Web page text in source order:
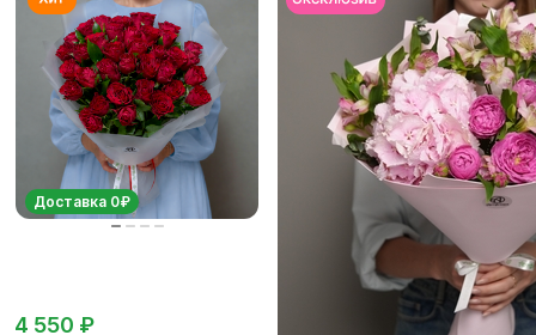
Доставка 0₽
4 550 ₽